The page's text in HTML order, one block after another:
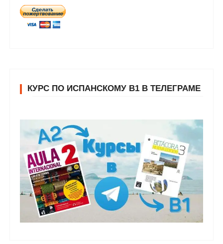
КУРС ПО ИСПАНСКОМУ В1 В ТЕЛЕГРАМЕ